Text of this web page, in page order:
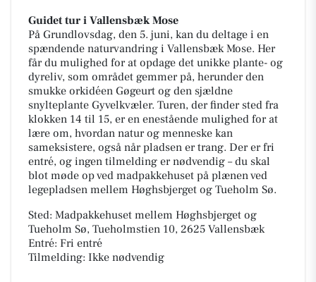
Guidet tur i Vallensbæk Mose
På Grundlovsdag, den 5. juni, kan du deltage i en
spændende naturvandring i Vallensbæk Mose. Her
får du mulighed for at opdage det unikke plante- og
dyreliv, som området gemmer på, herunder den
smukke orkidéen Gøgeurt og den sjældne
snylteplante Gyvelkvæler. Turen, der finder sted fra
klokken 14 til 15, er en enestående mulighed for at
lære om, hvordan natur og menneske kan
sameksistere, også når pladsen er trang. Der er fri
entré, og ingen tilmelding er nødvendig – du skal
blot møde op ved madpakkehuset på plænen ved
legepladsen mellem Høghsbjerget og Tueholm Sø.
Sted: Madpakkehuset mellem Høghsbjerget og
Tueholm Sø, Tueholmstien 10, 2625 Vallensbæk
Entré: Fri entré
Tilmelding: Ikke nødvendig